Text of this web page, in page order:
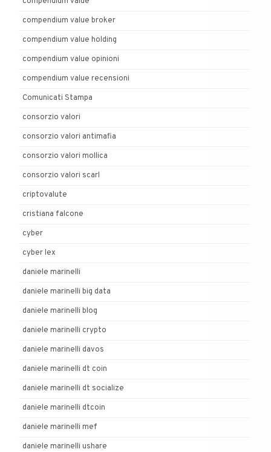
compendium value broker
compendium value holding
compendium value opinioni
compendium value recensioni
Comunicati Stampa
consorzio valori
consorzio valori antimafia
consorzio valori mollica
consorzio valori scarl
criptovalute
cristiana falcone
cyber
cyber lex
daniele marinelli
daniele marinelli big data
daniele marinelli blog
daniele marinelli crypto
daniele marinelli davos
daniele marinelli dt coin
daniele marinelli dt socialize
daniele marinelli dtcoin
daniele marinelli mef
daniele marinelli ushare